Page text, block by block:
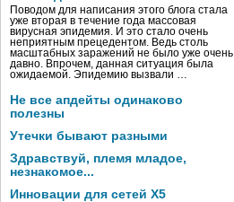
Поводом для написания этого блога стала
уже вторая в течение года массовая
вирусная эпидемия. И это стало очень
неприятным прецедентом. Ведь столь
масштабных заражений не было уже очень
давно. Впрочем, данная ситуация была
ожидаемой. Эпидемию вызвали …
Не все апдейты одинаково
полезны
Утечки бывают разными
Здравствуй, племя младое,
незнакомое...
Инновации для сетей X5